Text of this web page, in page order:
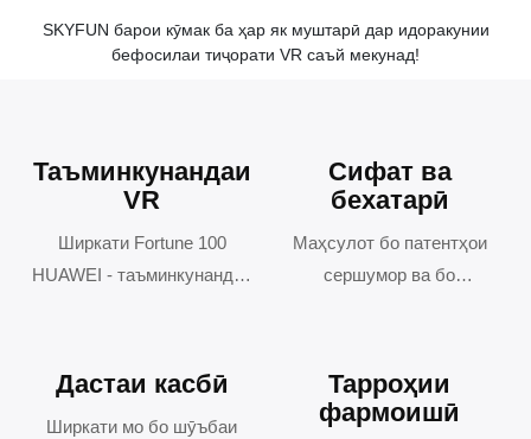
SKYFUN барои кӯмак ба ҳар як муштарӣ дар идоракунии
бефосилаи тиҷорати VR саъй мекунад!
Таъминкунандаи
VR
Ширкати Fortune 100
HUAWEI - таъминкунандаи
Сифат ва
бехатарӣ
Маҳсулот бо патентҳои
сершумор ва бо
Дастаи касбӣ
Ширкати мо бо шӯъбаи
Тарроҳии
фармоишӣ